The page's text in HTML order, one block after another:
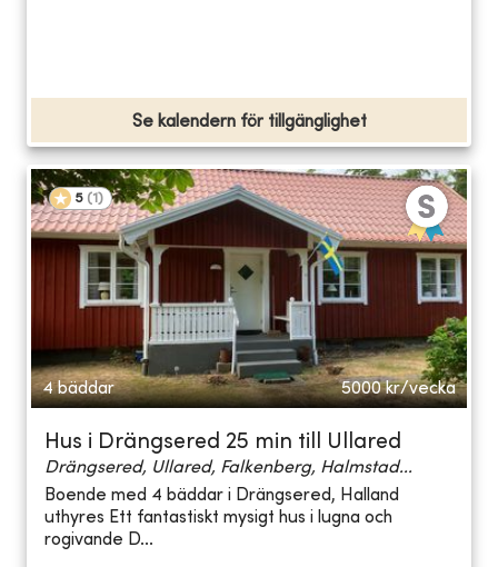
Se kalendern för tillgänglighet
5 (1 )
4 bäddar 5000 kr/vecka
Hus i Drängsered 25 min till Ullared
Drängsered, Ullared, Falkenberg, Halmstad...
Boende med 4 bäddar i Drängsered, Halland
uthyres Ett fantastiskt mysigt hus i lugna och
rogivande D...